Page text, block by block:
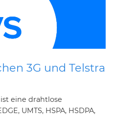
3G und Telstra
eine drahtlose
UMTS, HSPA, HSDPA,